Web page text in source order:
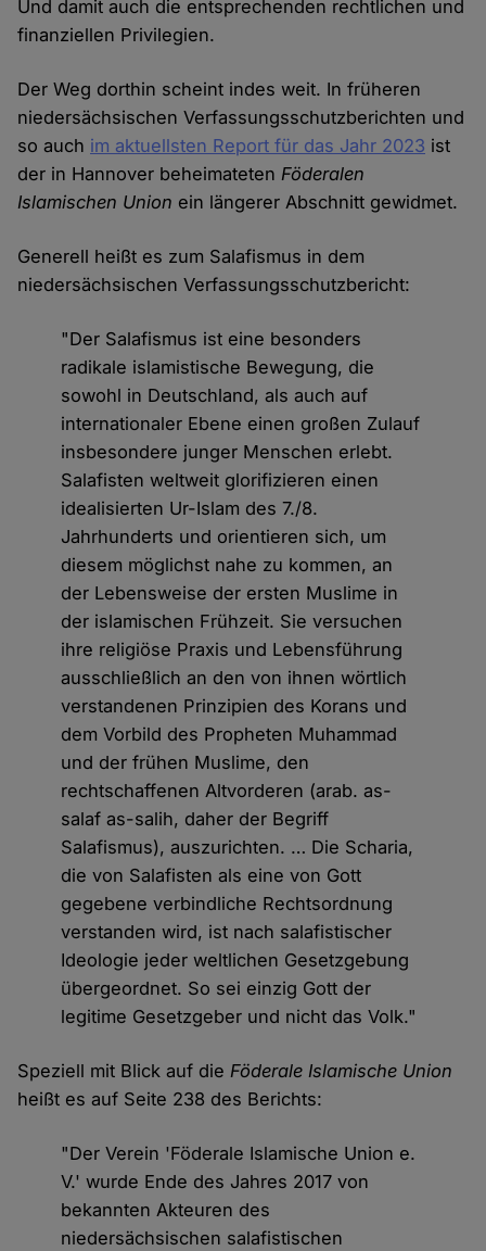
Und damit auch die entsprechenden rechtlichen und
finanziellen Privilegien.
Der Weg dorthin scheint indes weit. In früheren
niedersächsischen Verfassungsschutzberichten und
so auch im aktuellsten Report für das Jahr 2023 ist
der in Hannover beheimatetenFöderalen
Islamischen Union ein längerer Abschnitt gewidmet.
Generell heißt es zum Salafismus in dem
niedersächsischen Verfassungsschutzbericht:
"Der Salafismus ist eine besonders
radikale islamistische Bewegung, die
sowohl in Deutschland, als auch auf
internationaler Ebene einen großen Zulauf
insbesondere junger Menschen erlebt.
Salafisten weltweit glorifizieren einen
idealisierten Ur-Islam des 7./8.
Jahrhunderts und orientieren sich, um
diesem möglichst nahe zu kommen, an
der Lebensweise der ersten Muslime in
der islamischen Frühzeit. Sie versuchen
ihre religiöse Praxis und Lebensführung
ausschließlich an den von ihnen wörtlich
verstandenen Prinzipien des Korans und
dem Vorbild des Propheten Muhammad
und der frühen Muslime, den
rechtschaffenen Altvorderen (arab. as-
salaf as-salih, daher der Begriff
Salafismus), auszurichten. … Die Scharia,
die von Salafisten als eine von Gott
gegebene verbindliche Rechtsordnung
verstanden wird, ist nach salafistischer
Ideologie jeder weltlichen Gesetzgebung
übergeordnet. So sei einzig Gott der
legitime Gesetzgeber und nicht das Volk."
Speziell mit Blick auf dieFöderale Islamische Union
heißt es auf Seite 238 des Berichts:
"Der Verein 'Föderale Islamische Union e.
V.' wurde Ende des Jahres 2017 von
bekannten Akteuren des
niedersächsischen salafistischen